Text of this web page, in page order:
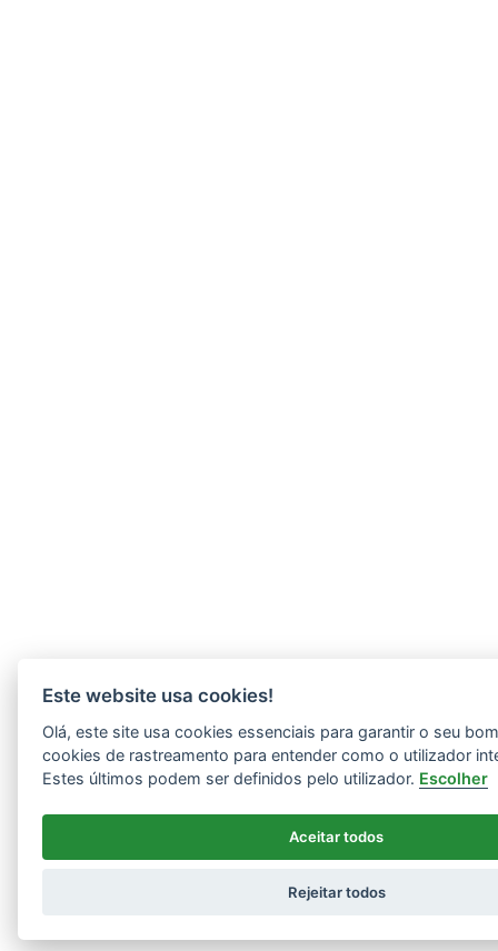
Este website usa cookies!
Olá, este site usa cookies essenciais para garantir o seu
cookies de rastreamento para entender como o utilizador
Estes últimos podem ser definidos pelo utilizador. Escolher
Aceitar todos
Rejeitar todos